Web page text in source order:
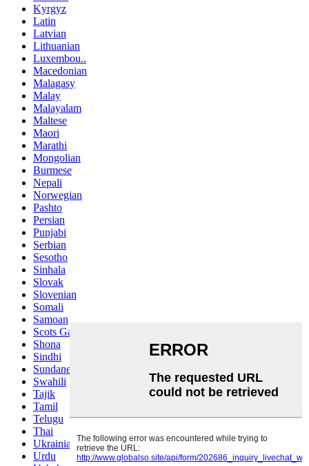
Kyrgyz
Latin
Latvian
Lithuanian
Luxembou..
Macedonian
Malagasy
Malay
Malayalam
Maltese
Maori
Marathi
Mongolian
Burmese
Nepali
Norwegian
Pashto
Persian
Punjabi
Serbian
Sesotho
Sinhala
Slovak
Slovenian
Somali
Samoan
Scots Gaelic
Shona
Sindhi
Sundanese
Swahili
Tajik
Tamil
Telugu
Thai
Ukrainian
Urdu